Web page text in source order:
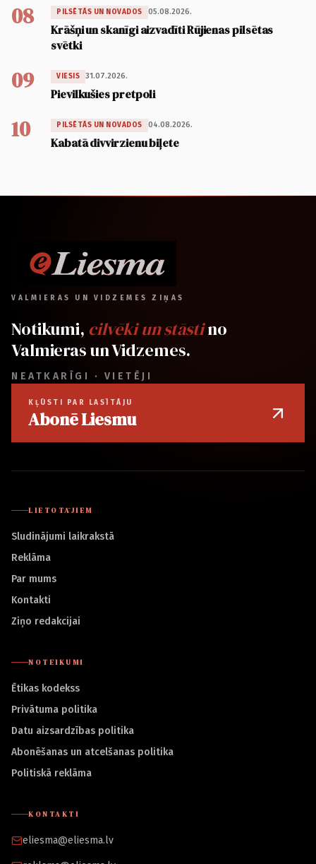
08 PILSĒTĀS UN NOVADOS 05.08.2026.
Krāšņi un skanīgi aizvadīti Rūjienas pilsētas
svētki
09 VIESIS 31.07.2026.
Pievilkušies pretpoli
10 PILSĒTĀS UN NOVADOS 04.08.2026.
Kabatā divvirzienu biļete
VALMIERAS UN VIDZEMES ZIŅAS
Notikumi, cilvēki un stāstino
Valmieras un Vidzemes.
NEATKARĪGI · VIETĒJI
KĻŪSTI PAR LASĪTĀJU
Abonē Liesmu
LIETOTĀJIEM
Sludinājumi laikrakstā
Reklāma
Par mums
Kontakti
Ziņo redakcijai
NOTEIKUMI
Ētikas kodekss
Privātuma politika
Datu aizsardzības politika
Abonēšanas un atcelšanas politika
Politiskā reklāma
KONTAKTI
eliesma@eliesma.lv